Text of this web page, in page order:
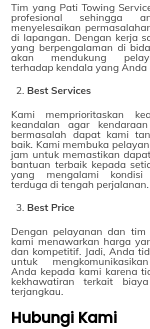
Tim yang Pati Towing
profesional sehingga
menyelesaikan
di lapangan. Dengan kerja
yang berpengalaman di
akan mendukung
terhadap kendala yang Anda
Best Services
Kami memprioritaskan
keandalan agar
bermasalah dapat kami
baik. Kami membuka
jam untuk memastikan
bantuan terbaik kepada
yang mengalami
terduga di tengah perjalanan.
Best Price
Dengan pelayanan dan tim
kami menawarkan harga
dan kompetitif. Jadi, Anda
untuk
Anda kepada kami karena
kekhawatiran terkait
terjangkau.
Hubungi Kami